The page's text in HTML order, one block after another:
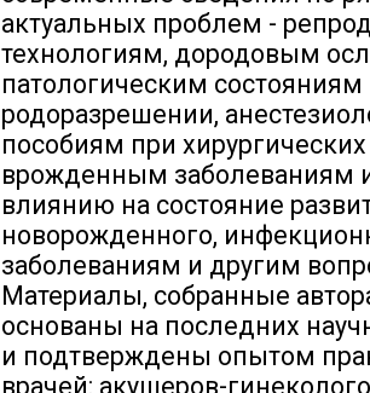
актуальных проблем -
технологиям, дородовым
патологическим состояниям
родоразрешении,
пособиям при хирургических
врожденным заболеваниям
влиянию на состояние
новорожденного,
заболеваниям и другим
Материалы, собранные
основаны на последних
и подтверждены опытом
врачей: акушеров-